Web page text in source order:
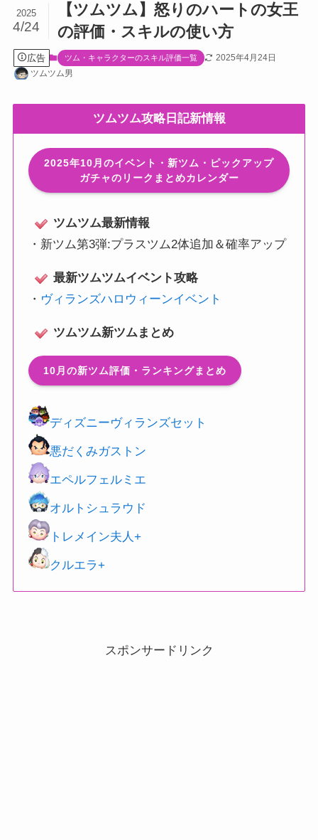
【ツムツム】怒りのハートの女王
の評価・スキルの使い方
2025
4/24
広告 ツム・キャラクターのスキル評価一覧
2025年4月24日
ツムツム男
ツムツム攻略日記新情報
2025年10月のイベント・新ツム・ピックアップ
ガチャのリークまとめカレンダー
ツムツム最新情報
・ 新ツム第3弾:プラスツム2体追加＆確率アップ
最新ツムツムイベント攻略
・ ヴィランズハロウィーンイベント
ツムツム新ツムまとめ
10月の新ツム評価・ランキングまとめ
ディズニーヴィランズセット
悪だくみガストン
エペルフェルミエ
オルトシュラウド
トレメイン夫人+
クルエラ+
スポンサードリンク